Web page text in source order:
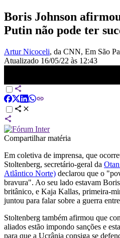
Boris Johnson
Putin não pode ter
Artur Nicoceli, da CNN, Em São
Atualizado 16/05/22 às 12:43
Compartilhar matéria
Em coletiva de imprensa, que
Stoltenberg, secretário-geral da
Atlântico Norte) declarou que o
bravura". Ao seu lado estavam
britânico, e Kaja Kallas, primeira-
juntou para falar sobre a guerra
Stoltenberg também afirmou que
aliados estão impondo sanções e
para que a Ucrânia consiga se